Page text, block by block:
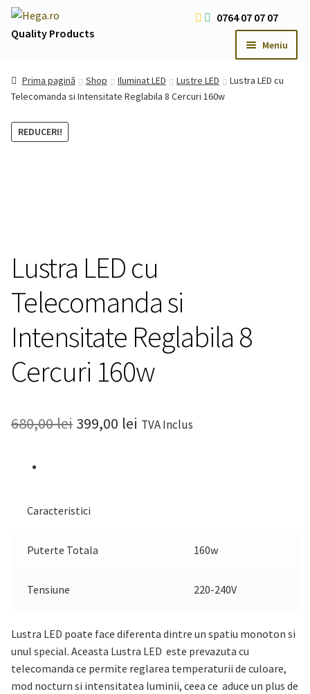
Sari
la
Sari
la
Quality Products
0764 07 07 07
Meniu
Cum platesc
Contact
Oferte Speciale
Prima pagină Shop Iluminat LED Lustre LED
Lustra LED cu
Telecomanda si Intensitate Reglabila 8 Cercuri 160w
REDUCERI!
Lustra LED cu
Telecomanda si
Intensitate Reglabila 8
Cercuri 160w
680,00lei Prețul
399,00 lei Prețul
TVA Inclus
Caracteristici
Puterte Totala 160w
Tensiune 220-240V
Lustra LED poate face diferenta dintre un spatiu monoton si
unul special. Aceasta Lustra LED este prevazuta cu
telecomanda ce permite reglarea temperaturii de culoare,
mod nocturn si intensitatea luminii, ceea ce aduce un plus de